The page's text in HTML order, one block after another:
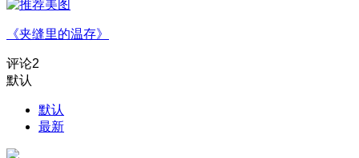
《夹缝里的温存》
评论2
默认
默认
最新